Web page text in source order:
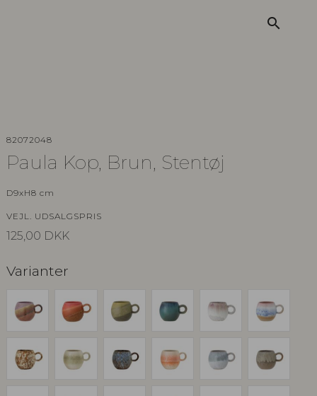
search
82072048
Paula Kop, Brun, Stentøj
D9xH8 cm
VEJL. UDSALGSPRIS
125,00 DKK
Varianter